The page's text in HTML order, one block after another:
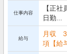
仕事内容
【正
日勤...
給与
月収
項【給